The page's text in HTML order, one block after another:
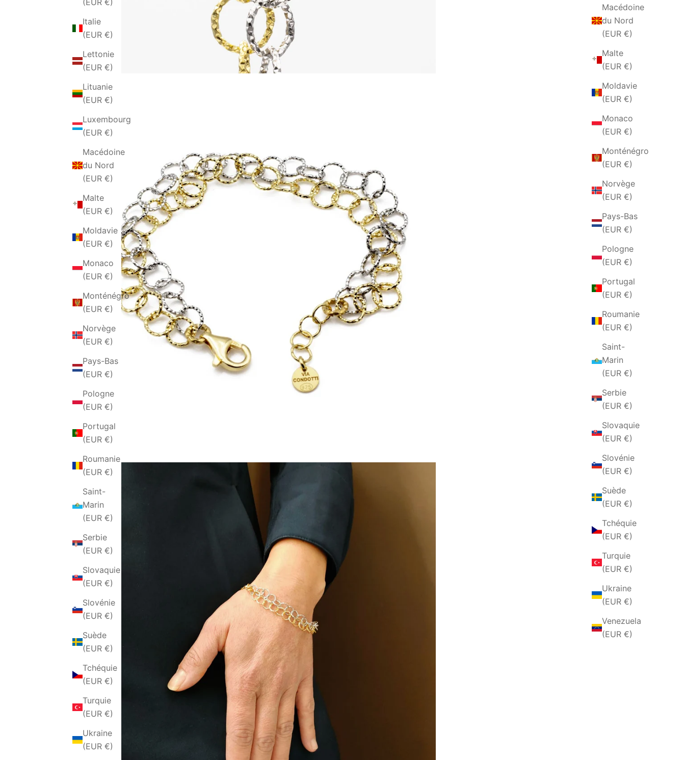
Macédoine
du Nord
(EUR €)
Malte
(EUR €)
Moldavie
(EUR €)
Monaco
(EUR €)
Monténégro
(EUR €)
Norvège
(EUR €)
Pays-Bas
(EUR €)
Pologne
(EUR €)
Portugal
(EUR €)
Roumanie
(EUR €)
Saint-
Marin
(EUR €)
Serbie
(EUR €)
Slovaquie
(EUR €)
Slovénie
(EUR €)
Suède
(EUR €)
Tchéquie
(EUR €)
Turquie
(EUR €)
Ukraine
(EUR €)
Venezuela
(EUR €)
(EUR €)
Italie
(EUR €)
Lettonie
(EUR €)
Lituanie
(EUR €)
Luxembourg
(EUR €)
Macédoine
du Nord
(EUR €)
Malte
(EUR €)
Moldavie
(EUR €)
Monaco
(EUR €)
Monténégro
(EUR €)
Norvège
(EUR €)
Pays-Bas
(EUR €)
Pologne
(EUR €)
Portugal
(EUR €)
Roumanie
(EUR €)
Saint-
Marin
(EUR €)
Serbie
(EUR €)
Slovaquie
(EUR €)
Slovénie
(EUR €)
Suède
(EUR €)
Tchéquie
(EUR €)
Turquie
(EUR €)
Ukraine
(EUR €)